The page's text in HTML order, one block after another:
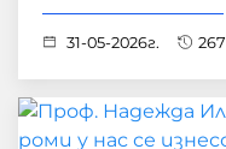
31-05-2026г. 267